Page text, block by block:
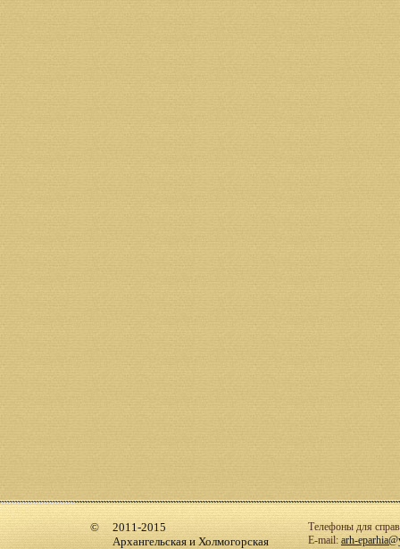
2011-2015
Архангельская и Холмогорская
Телефоны для
E-mail: arh-